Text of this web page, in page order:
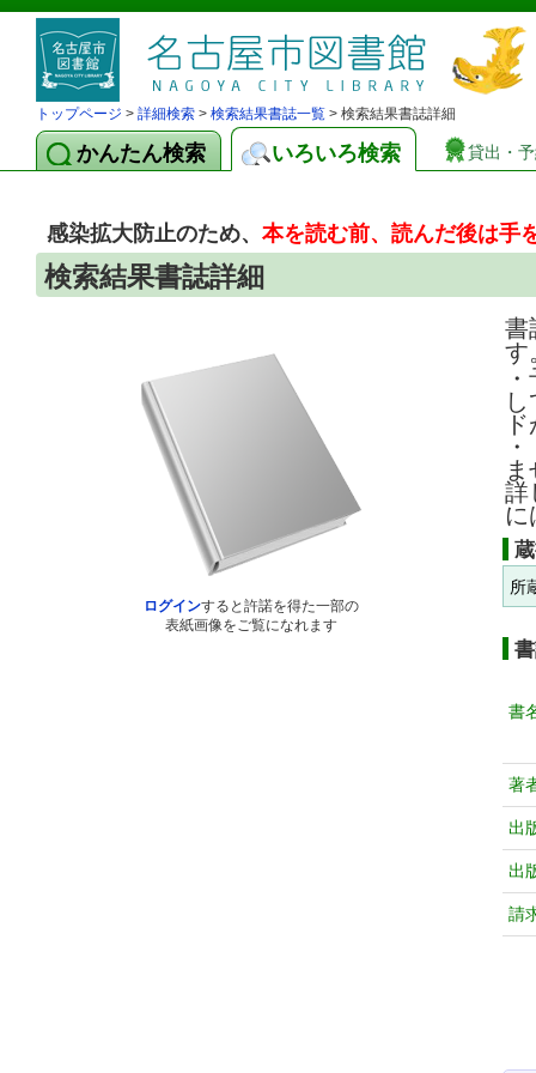
トップページ > 詳細検索 > 検索結果書誌一覧 > 検索結果書誌詳細
かんたん検索 いろいろ検索 貸出・
感染拡大防止のため、本を読む前、読んだ後は手
検索結果書誌詳細
ログインすると許諾を得た一部の
表紙画像をご覧になれます
書
す
詳
に
所
書
著
出
出
請